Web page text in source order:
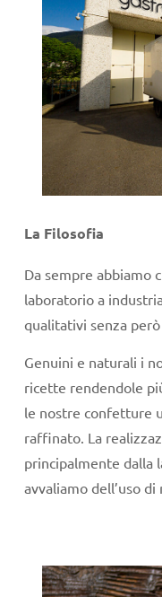
La Filosofia
Da sempre abbiamo
laboratorio a
qualitativi senza
Genuini e naturali i
ricette rendendole
le nostre confetture
raffinato. La
principalmente dalla
avvaliamo dell’uso di